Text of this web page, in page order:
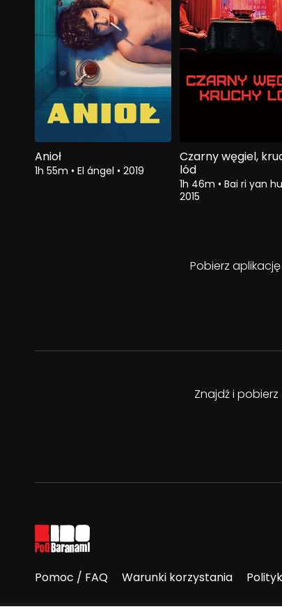
Anioł
1h 55m • El ángel • 2019
Czarny węgiel,
lód
1h 46m • Bai ri yan
2015
Pobierz
Znajdź i
Pomoc / FAQ Warunki korzystania